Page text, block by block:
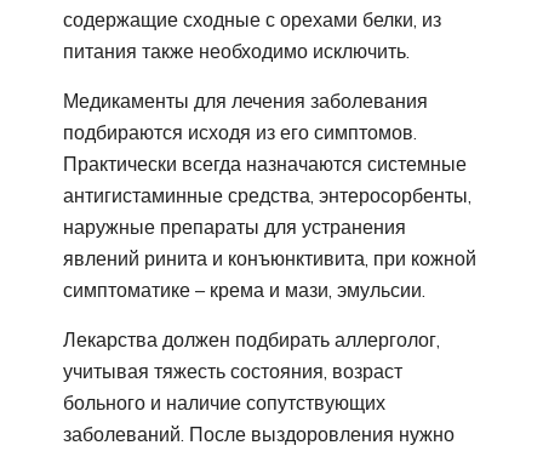
содержащие сходные с орехами белки, из
питания также необходимо исключить.
Медикаменты для лечения заболевания
подбираются исходя из его симптомов.
Практически всегда назначаются системные
антигистаминные средства, энтеросорбенты,
наружные препараты для устранения
явлений ринита и конъюнктивита, при кожной
симптоматике – крема и мази, эмульсии.
Лекарства должен подбирать аллерголог,
учитывая тяжесть состояния, возраст
больного и наличие сопутствующих
заболеваний. После выздоровления нужно